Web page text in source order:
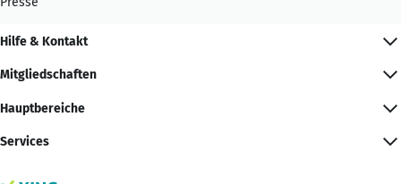
Hilfe & Kontakt
Mitgliedschaften
Hauptbereiche
Services